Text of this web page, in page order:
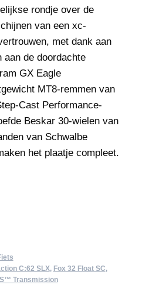
rondje over de
van een xc-
met dank aan
de doordachte
GX Eagle
MT8-remmen van
Cast Performance-
Beskar 30-wielen van
van Schwalbe
het plaatje compleet.
C:62 SLX, Fox 32 Float SC,
Transmission